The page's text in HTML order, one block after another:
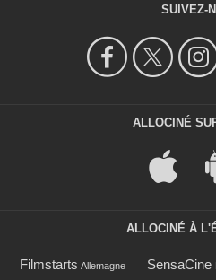
SUIVEZ-
ALLOCINÉ
ALLOCINÉ À
Filmstarts Allemagne SensaCine